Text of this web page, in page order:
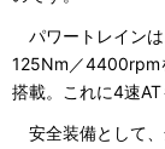
パワートレイン
125Nm／4400rpm
搭載。これに4速AT
安全装備として、